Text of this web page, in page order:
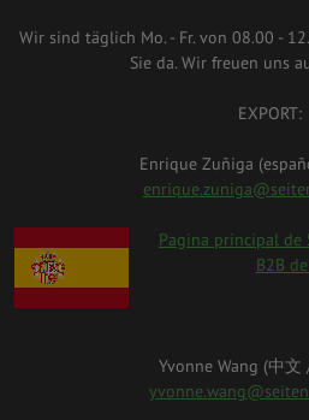
Wir sind täglich Mo. - Fr. von 08.00 -
Sie da. Wir freuen uns
EXPORT:
Enrique Zuñiga
spanien.png
Pagina principal de
B2B
Yvonne Wang (中